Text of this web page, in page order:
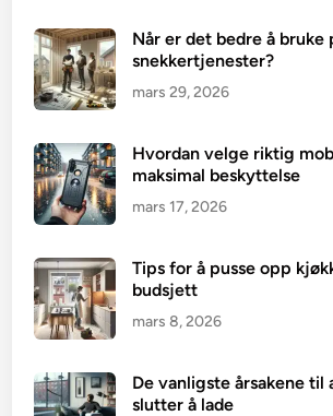
Når er det bedre å
snekkertjenester?
mars 29, 2026
Hvordan velge riktig
maksimal beskyttelse
mars 17, 2026
Tips for å pusse opp
budsjett
mars 8, 2026
De vanligste årsakene til
slutter å lade